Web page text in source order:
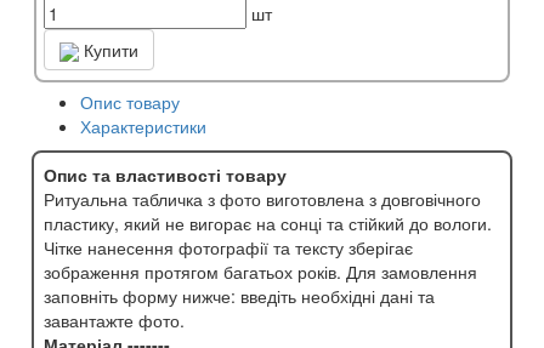
шт
Купити
Опис товару
Характеристики
Опис та властивості товару
Ритуальна табличка з фото виготовлена з довговічного
пластику, який не вигорає на сонці та стійкий до вологи.
Чітке нанесення фотографії та тексту зберігає
зображення протягом багатьох років. Для замовлення
заповніть форму нижче: введіть необхідні дані та
завантажте фото.